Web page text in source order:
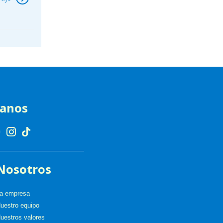
empresa
equipo
valores